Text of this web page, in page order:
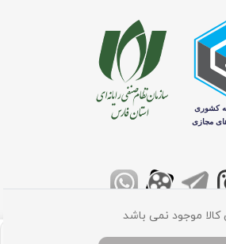
کالا موجود نمی باشد
اینترنتی کامپیوتر مرکزی محفوظ می باشد